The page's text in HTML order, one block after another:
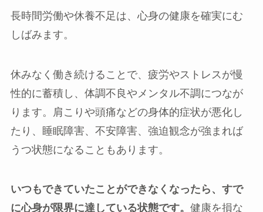
長時間労働や休養不足は、心身の健康を確実にむ
しばみます。
休みなく働き続けることで、疲労やストレスが慢
性的に蓄積し、体調不良やメンタル不調につなが
ります。肩こりや頭痛などの身体的症状が悪化し
たり、睡眠障害、不安障害、強迫観念が強まれば
うつ状態になることもあります。
いつもできていたことができなくなったら、すで
に心身が限界に達している状態です。 健康を損な